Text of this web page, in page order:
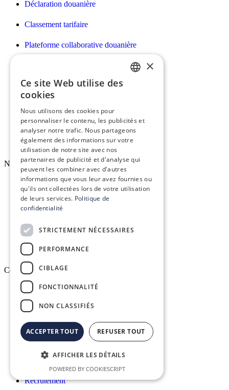
Déclaration douanière
Classement tarifaire
Plateforme collaborative douanière
Déclarations Intrastat/EMEBI DES
Facturation des prestations douanières
Déclaration e-commerce H7
Nos services
Formation réglementaire
Formation aux logiciels
Services d’infogérance
Conex
Qui sommes-nous ?
Nos engagements
Le groupe Conex
Recrutement
×
Ce site Web utilise des
cookies
Nous utilisons des cookies pour
personnaliser le contenu, les publicités et
analyser notre trafic. Nous partageons
également des informations sur votre
utilisation de notre site avec nos
partenaires de publicité et d'analyse qui
peuvent les combiner avec d'autres
informations que vous leur avez fournies ou
qu'ils ont collectées lors de votre utilisation
de leurs services. Politique de
confidentialité
STRICTEMENT NÉCESSAIRES
PERFORMANCE
CIBLAGE
FONCTIONNALITÉ
NON CLASSIFIÉS
ACCEPTER TOUT REFUSER TOUT
AFFICHER LES DÉTAILS
POWERED BY COOKIESCRIPT